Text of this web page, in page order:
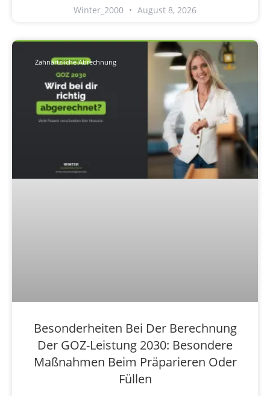
Winter_2000 August 8, 2026
Zahnärtzliche Abrechnung
Besonderheiten Bei Der Berechnung
Der GOZ-Leistung 2030: Besondere
Maßnahmen Beim Präparieren Oder
Füllen